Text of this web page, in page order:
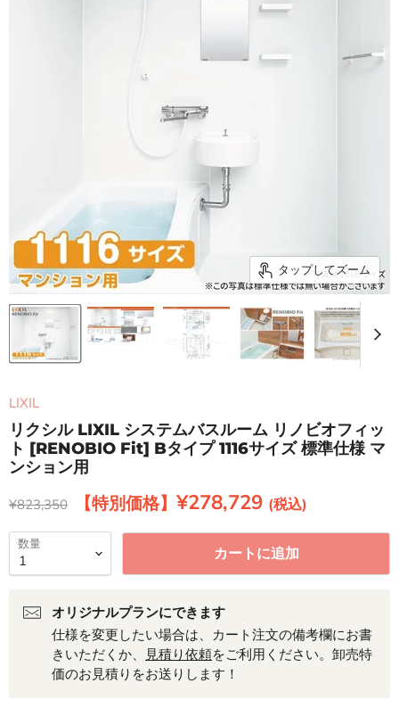
タップしてズーム
LIXIL
リクシル LIXIL システムバスルーム リノビオフィッ
ト [RENOBIO Fit] Bタイプ 1116サイズ 標準仕様 マ
ンション用
元の価格
¥823,350 現在の価格
¥278,729
数量 カートに追加
オリジナルプランにできます
仕様を変更したい場合は、カート注文の備考欄にお書
きいただくか、 見積り依頼をご利用ください。卸売特
価のお見積りをお送りします！